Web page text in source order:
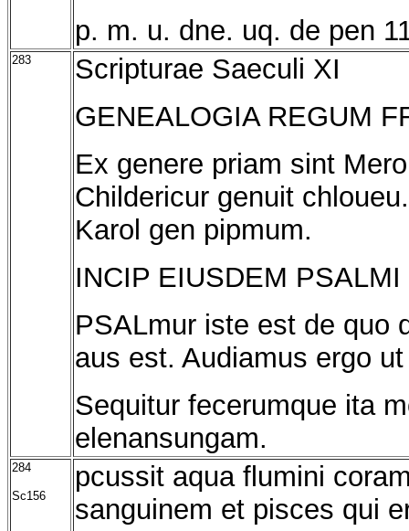
p. m. u. dne. uq. de pen
283
Scripturae Saeculi XI
GENEALOGIA REGUM
Ex genere priam sint
Childericur genuit
Karol gen pipmum.
INCIP EIUSDEM
PSALmur iste est de quo
aus est. Audiamus ergo
Sequitur fecerumque ita
elenansungam.
284
Sc156
pcussit aqua flumini
sanguinem et pisces qui